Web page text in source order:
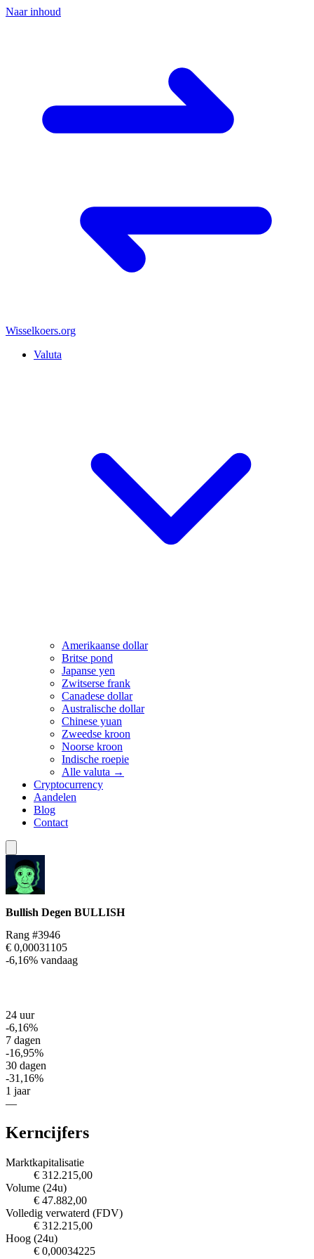
Naar inhoud
Wisselkoers.org
Valuta
Amerikaanse dollar
Britse pond
Japanse yen
Zwitserse frank
Canadese dollar
Australische dollar
Chinese yuan
Zweedse kroon
Noorse kroon
Indische roepie
Alle valuta →
Cryptocurrency
Aandelen
Blog
Contact
Bullish Degen BULLISH
Rang #3946
€ 0,00031105
-6,16% vandaag
24 uur
-6,16%
7 dagen
-16,95%
30 dagen
-31,16%
1 jaar
—
Kerncijfers
Marktkapitalisatie
€ 312.215,00
Volume (24u)
€ 47.882,00
Volledig verwaterd (FDV)
€ 312.215,00
Hoog (24u)
€ 0,00034225